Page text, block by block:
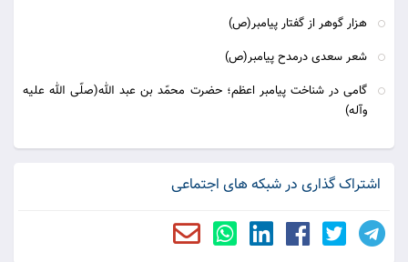
هزار گوهر از گفتار پیامبر(ص)
شعر سعدی درمدح پیامبر(ص)
گامی در شناخت پیامبر اعظم؛ حضرت محمّد بن عبد الله(صلّی الله علیه
وآله)
اشتراک گذاری در شبکه های اجتماعی